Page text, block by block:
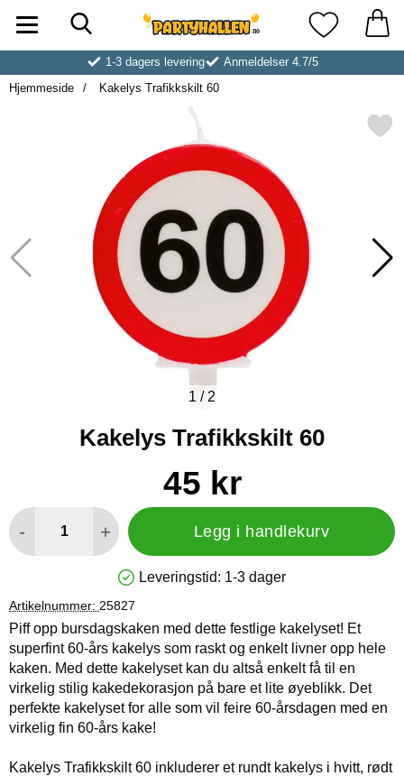
Startsiden for Partyhallen ABMine
1-3 dagers levering
Anmeldelser 4.7/5
Hjemmeside
Kakelys Trafikkskilt 60
Merk kakelys
1 / 2
Kakelys Trafikkskilt 60
Handle dette produktet, Kakelys Trafikkskilt 60
pris
45 kr
- + Legg i handlekurv
Produkttilgjengelighet: På lager
Leveringstid: 1-3 dager
Artikelnummer: 25827
Piff opp bursdagskaken med dette festlige kakelyset! Et
superfint 60-års kakelys som raskt og enkelt livner opp hele
kaken. Med dette kakelyset kan du altså enkelt få til en
virkelig stilig kakedekorasjon på bare et lite øyeblikk. Det
perfekte kakelyset for alle som vil feire 60-årsdagen med en
virkelig fin 60-års kake!
Kakelys Trafikkskilt 60 inkluderer et rundt kakelys i hvitt, rødt